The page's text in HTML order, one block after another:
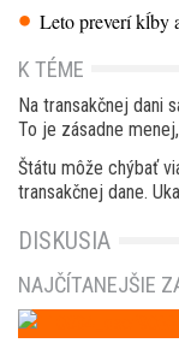
Leto preverí kĺby
K TÉME
Na transakčnej dani
To je zásadne
Štátu môže chýbať
transakčnej dane.
DISKUSIA
NAJČÍTANEJŠIE